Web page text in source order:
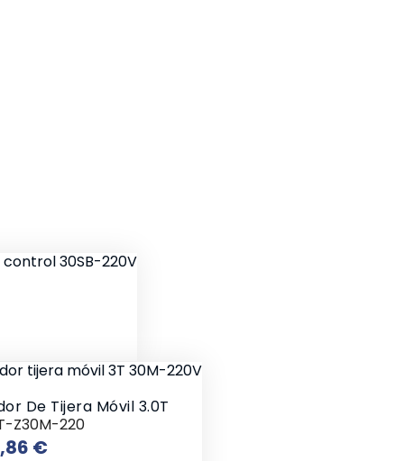
De Tijera Móvil 3.0T
Z30M-220
€